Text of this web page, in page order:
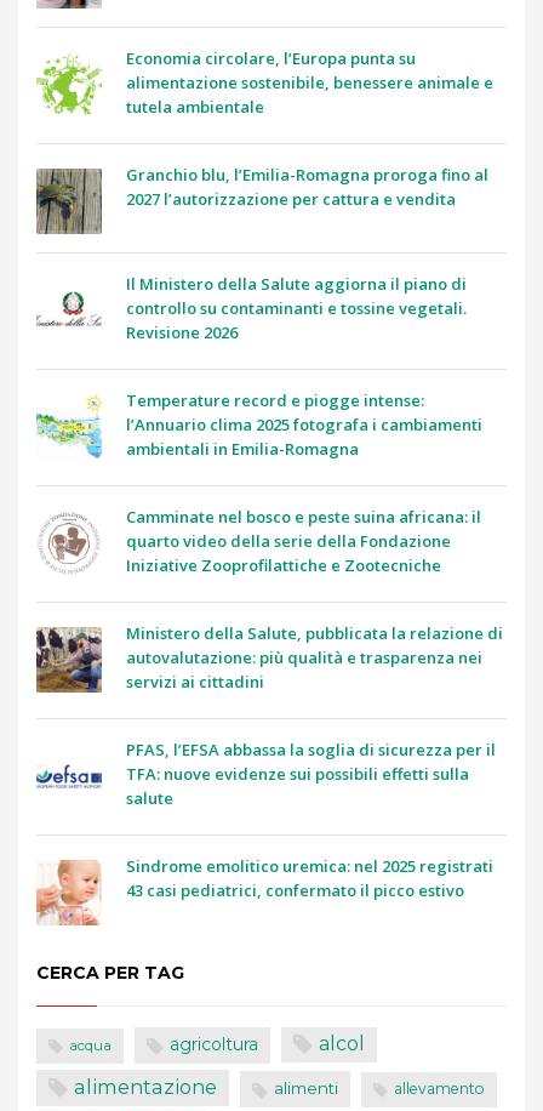
Economia circolare, l’Europa punta su
alimentazione sostenibile, benessere animale e
tutela ambientale
Granchio blu, l’Emilia-Romagna proroga fino al
2027 l’autorizzazione per cattura e vendita
Il Ministero della Salute aggiorna il piano di
controllo su contaminanti e tossine vegetali.
Revisione 2026
Temperature record e piogge intense:
l’Annuario clima 2025 fotografa i cambiamenti
ambientali in Emilia-Romagna
Camminate nel bosco e peste suina africana: il
quarto video della serie della Fondazione
Iniziative Zooprofilattiche e Zootecniche
Ministero della Salute, pubblicata la relazione di
autovalutazione: più qualità e trasparenza nei
servizi ai cittadini
PFAS, l’EFSA abbassa la soglia di sicurezza per il
TFA: nuove evidenze sui possibili effetti sulla
salute
Sindrome emolitico uremica: nel 2025 registrati
43 casi pediatrici, confermato il picco estivo
CERCA PER TAG
acqua agricoltura alcol
alimentazione alimenti allevamento